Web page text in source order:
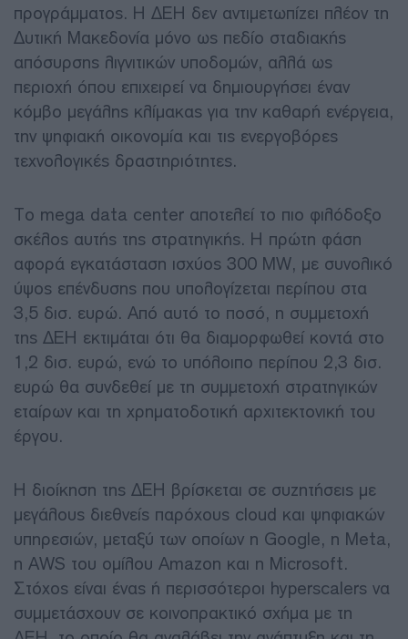
προγράμματος. Η ΔΕΗ δεν αντιμετωπίζει πλέον τη
Δυτική Μακεδονία μόνο ως πεδίο σταδιακής
απόσυρσης λιγνιτικών υποδομών, αλλά ως
περιοχή όπου επιχειρεί να δημιουργήσει έναν
κόμβο μεγάλης κλίμακας για την καθαρή ενέργεια,
την ψηφιακή οικονομία και τις ενεργοβόρες
τεχνολογικές δραστηριότητες.
Το mega data center αποτελεί το πιο φιλόδοξο
σκέλος αυτής της στρατηγικής. Η πρώτη φάση
αφορά εγκατάσταση ισχύος 300 MW, με συνολικό
ύψος επένδυσης που υπολογίζεται περίπου στα
3,5 δισ. ευρώ. Από αυτό το ποσό, η συμμετοχή
της ΔΕΗ εκτιμάται ότι θα διαμορφωθεί κοντά στο
1,2 δισ. ευρώ, ενώ το υπόλοιπο περίπου 2,3 δισ.
ευρώ θα συνδεθεί με τη συμμετοχή στρατηγικών
εταίρων και τη χρηματοδοτική αρχιτεκτονική του
έργου.
Η διοίκηση της ΔΕΗ βρίσκεται σε συζητήσεις με
μεγάλους διεθνείς παρόχους cloud και ψηφιακών
υπηρεσιών, μεταξύ των οποίων η Google, η Meta,
η AWS του ομίλου Amazon και η Microsoft.
Στόχος είναι ένας ή περισσότεροι hyperscalers να
συμμετάσχουν σε κοινοπρακτικό σχήμα με τη